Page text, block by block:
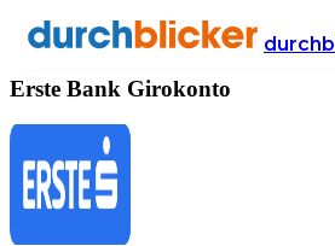
Anbieter Finanzen girokonto
Erste Bank Girokonto